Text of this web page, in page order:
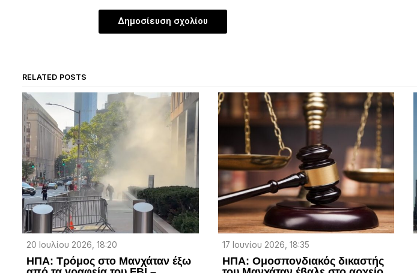
RELATED POSTS
20 Ιουλίου 2026, 18:20
ΗΠΑ: Τρόμος στο Μανχάταν έξω
17 Ιουνίου 2026, 18:35
ΗΠΑ: Ομοσπονδιακός δικαστής